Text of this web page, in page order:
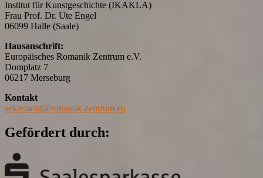
Institut für Kunstgeschichte (IKAKLA)
Frau Prof. Dr. Ute Engel
06099 Halle (Saale)
Hausanschrift:
Europäisches Romanik Zentrum e.V.
Domplatz 7
06217 Merseburg
Kontakt
sekretariat@romanik-zentrum.eu
Gefördert durch: